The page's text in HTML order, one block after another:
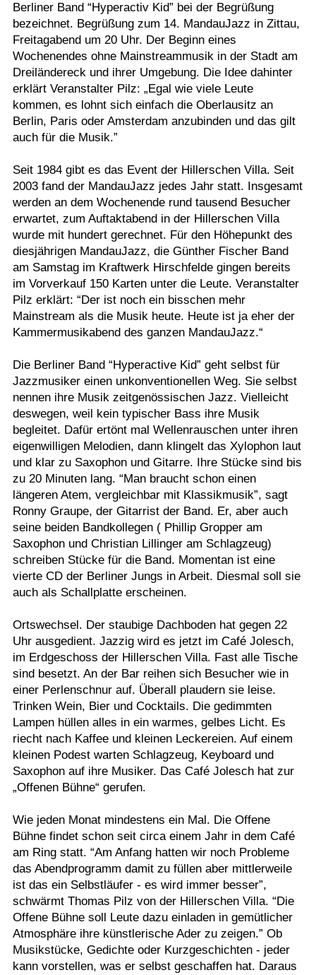
Berliner Band “Hyperactiv Kid” bei der Begrüßung
bezeichnet. Begrüßung zum 14. MandauJazz in Zittau,
Freitagabend um 20 Uhr. Der Beginn eines
Wochenendes ohne Mainstreammusik in der Stadt am
Dreiländereck und ihrer Umgebung. Die Idee dahinter
erklärt Veranstalter Pilz: „Egal wie viele Leute
kommen, es lohnt sich einfach die Oberlausitz an
Berlin, Paris oder Amsterdam anzubinden und das gilt
auch für die Musik.”
Seit 1984 gibt es das Event der Hillerschen Villa. Seit
2003 fand der MandauJazz jedes Jahr statt. Insgesamt
werden an dem Wochenende rund tausend Besucher
erwartet, zum Auftaktabend in der Hillerschen Villa
wurde mit hundert gerechnet. Für den Höhepunkt des
diesjährigen MandauJazz, die Günther Fischer Band
am Samstag im Kraftwerk Hirschfelde gingen bereits
im Vorverkauf 150 Karten unter die Leute. Veranstalter
Pilz erklärt: “Der ist noch ein bisschen mehr
Mainstream als die Musik heute. Heute ist ja eher der
Kammermusikabend des ganzen MandauJazz.“
Die Berliner Band “Hyperactive Kid” geht selbst für
Jazzmusiker einen unkonventionellen Weg. Sie selbst
nennen ihre Musik zeitgenössischen Jazz. Vielleicht
deswegen, weil kein typischer Bass ihre Musik
begleitet. Dafür ertönt mal Wellenrauschen unter ihren
eigenwilligen Melodien, dann klingelt das Xylophon laut
und klar zu Saxophon und Gitarre. Ihre Stücke sind bis
zu 20 Minuten lang. “Man braucht schon einen
längeren Atem, vergleichbar mit Klassikmusik”, sagt
Ronny Graupe, der Gitarrist der Band. Er, aber auch
seine beiden Bandkollegen ( Phillip Gropper am
Saxophon und Christian Lillinger am Schlagzeug)
schreiben Stücke für die Band. Momentan ist eine
vierte CD der Berliner Jungs in Arbeit. Diesmal soll sie
auch als Schallplatte erscheinen.
Ortswechsel. Der staubige Dachboden hat gegen 22
Uhr ausgedient. Jazzig wird es jetzt im Café Jolesch,
im Erdgeschoss der Hillerschen Villa. Fast alle Tische
sind besetzt. An der Bar reihen sich Besucher wie in
einer Perlenschnur auf. Überall plaudern sie leise.
Trinken Wein, Bier und Cocktails. Die gedimmten
Lampen hüllen alles in ein warmes, gelbes Licht. Es
riecht nach Kaffee und kleinen Leckereien. Auf einem
kleinen Podest warten Schlagzeug, Keyboard und
Saxophon auf ihre Musiker. Das Café Jolesch hat zur
„Offenen Bühne“ gerufen.
Wie jeden Monat mindestens ein Mal. Die Offene
Bühne findet schon seit circa einem Jahr in dem Café
am Ring statt. “Am Anfang hatten wir noch Probleme
das Abendprogramm damit zu füllen aber mittlerweile
ist das ein Selbstläufer - es wird immer besser”,
schwärmt Thomas Pilz von der Hillerschen Villa. “Die
Offene Bühne soll Leute dazu einladen in gemütlicher
Atmosphäre ihre künstlerische Ader zu zeigen.” Ob
Musikstücke, Gedichte oder Kurzgeschichten - jeder
kann vorstellen, was er selbst geschaffen hat. Daraus